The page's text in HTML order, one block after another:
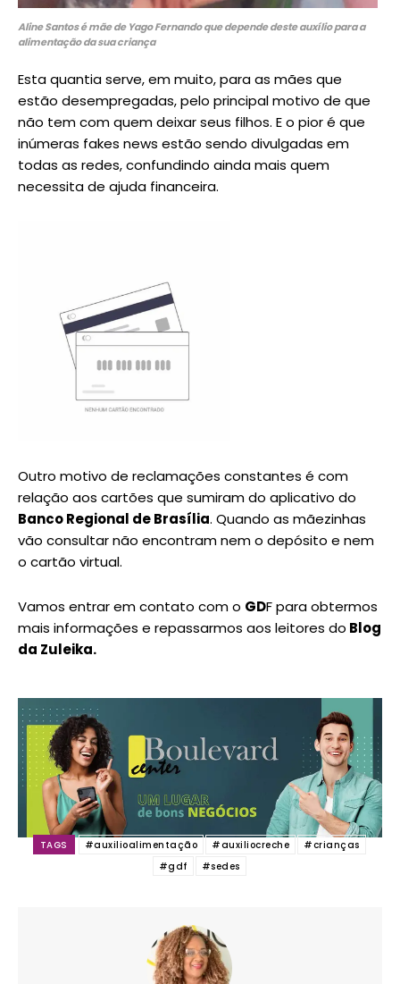
Aline Santos é mãe de Yago Fernando que depende deste auxílio para a
alimentação da sua criança
Esta quantia serve, em muito, para as mães que
estão desempregadas, pelo principal motivo de que
não tem com quem deixar seus filhos. E o pior é que
inúmeras fakes news estão sendo divulgadas em
todas as redes, confundindo ainda mais quem
necessita de ajuda financeira.
Outro motivo de reclamações constantes é com
relação aos cartões que sumiram do aplicativo do
Banco Regional de Brasília. Quando as mãezinhas
vão consultar não encontram nem o depósito e nem
o cartão virtual.
Vamos entrar em contato com o GDF para obtermos
mais informações e repassarmos aos leitores do Blog
da Zuleika.
TAGS #auxilioalimentação #auxiliocreche
#crianças
#gdf
#sedes